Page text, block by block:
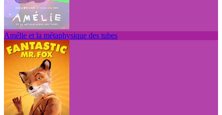
Amélie et la métaphysique des tubes